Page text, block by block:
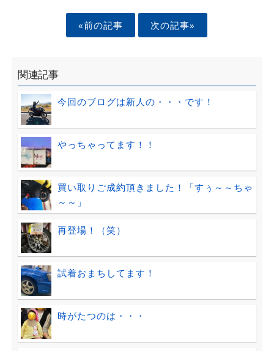
«前の記事 次の記事»
関連記事
今回のブログは新人の・・・です！
やっちゃってます！！
買い取りご成約頂きました！「すぅ～～ちゃ
～～」
再登場！（笑）
試着おまちしてます！
時がたつのは・・・